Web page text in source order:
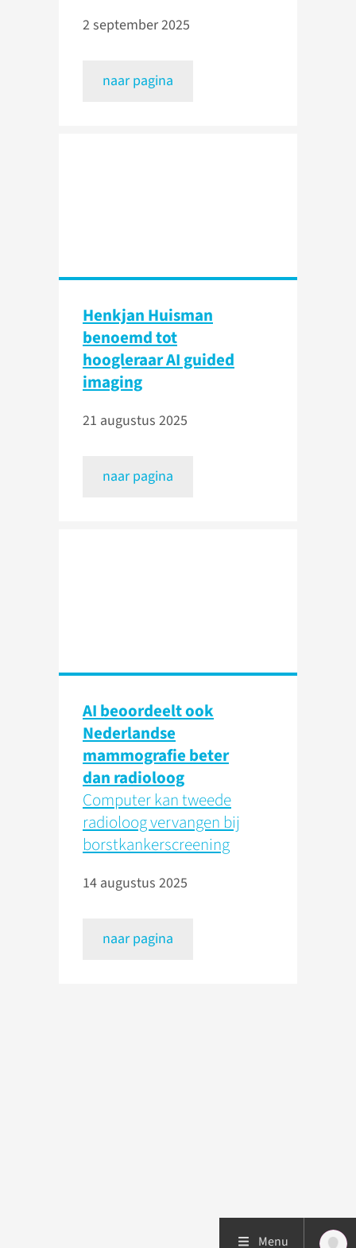
2 september 2025
naar pagina
Henkjan Huisman
benoemd tot
hoogleraar AI guided
imaging
21 augustus 2025
naar pagina
AI beoordeelt ook
Nederlandse
mammografie beter
dan radioloog
Computer kan tweede
radioloog vervangen bij
borstkankerscreening
14 augustus 2025
naar pagina
Menu